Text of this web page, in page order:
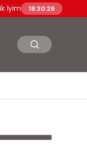
Varlık
18:30:26